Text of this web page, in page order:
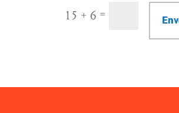
15 + 6 =